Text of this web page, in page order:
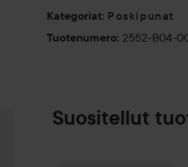
Kategoriat: Poskipunat
Tuotenumero: 2552-B04-
Suositellut